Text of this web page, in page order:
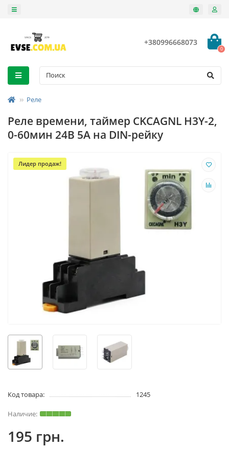
+380996668073
0
Реле
Реле времени, таймер CKCAGNL H3Y-2,
0-60мин 24В 5А на DIN-рейку
Лидер продаж!
Код товара: 1245
195 грн.